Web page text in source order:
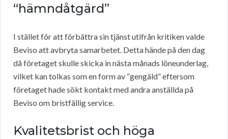
“hämndåtgärd”
I stället för att förbättra sin tjänst utifrån kritiken valde
Beviso att avbryta samarbetet. Detta hände på den dag
då företaget skulle skicka in nästa månads löneunderlag,
vilket kan tolkas som en form av “gengäld” eftersom
företaget hade sökt kontakt med andra anställda på
Beviso om bristfällig service.
Kvalitetsbrist och höga